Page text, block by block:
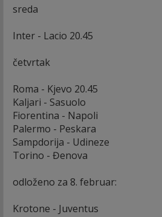
sreda
Inter - Lacio 20.45
četvrtak
Roma - Kjevo 20.45
Kaljari - Sasuolo
Fiorentina - Napoli
Palermo - Peskara
Sampdorija - Udineze
Torino - Đenova
odloženo za 8. februar:
Krotone - Juventus